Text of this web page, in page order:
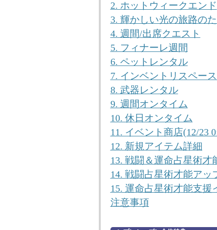
2. ホットウィークエンド
3. 輝かしい光の旅路の
4. 週間/出席クエスト
5. フィナーレ週間
6. ペットレンタル
7. インベントリスペー
8. 武器レンタル
9. 週間オンタイム
10. 休日オンタイム
11. イベント商店(12/23
12. 新規アイテム詳細
13. 戦闘＆運命占星術才
14. 戦闘占星術才能アッ
15. 運命占星術才能支援
注意事項